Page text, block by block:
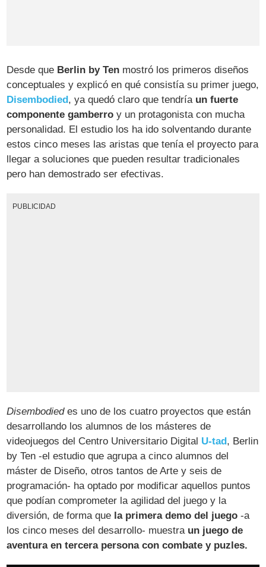
Desde que Berlin by Ten mostró los primeros diseños
conceptuales y explicó en qué consistía su primer juego,
Disembodied, ya quedó claro que tendría un fuerte
componente gamberro y un protagonista con mucha
personalidad. El estudio los ha ido solventando durante
estos cinco meses las aristas que tenía el proyecto para
llegar a soluciones que pueden resultar tradicionales
pero han demostrado ser efectivas.
PUBLICIDAD
Disembodiedes uno de los cuatro proyectos que están
desarrollando los alumnos de los másteres de
videojuegos del Centro Universitario Digital U-tad, Berlin
by Ten -el estudio que agrupa a cinco alumnos del
máster de Diseño, otros tantos de Arte y seis de
programación- ha optado por modificar aquellos puntos
que podían comprometer la agilidad del juego y la
diversión, de forma que la primera demo del juego -a
los cinco meses del desarrollo- muestra un juego de
aventura en tercera persona con combate y puzles.